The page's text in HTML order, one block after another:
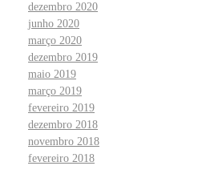
dezembro 2020
junho 2020
março 2020
dezembro 2019
maio 2019
março 2019
fevereiro 2019
dezembro 2018
novembro 2018
fevereiro 2018